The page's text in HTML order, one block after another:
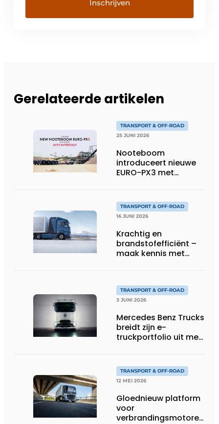
Gerelateerde artikelen
TRANSPORT & OFF-ROAD
25 JUNI 2026
Nooteboom
introduceert nieuwe
EURO-PX3 met
flexibiliteit in speciaal
transport
TRANSPORT & OFF-ROAD
16 JUNI 2026
Krachtig en
brandstofefficiënt –
maak kennis met
TRANSPORT & OFF-ROAD
3 JUNI 2026
Mercedes Benz Trucks
breidt zijn e-
truckportfolio uit met
TRANSPORT & OFF-ROAD
12 MEI 2026
Gloednieuw platform
voor
verbrandingsmotoren